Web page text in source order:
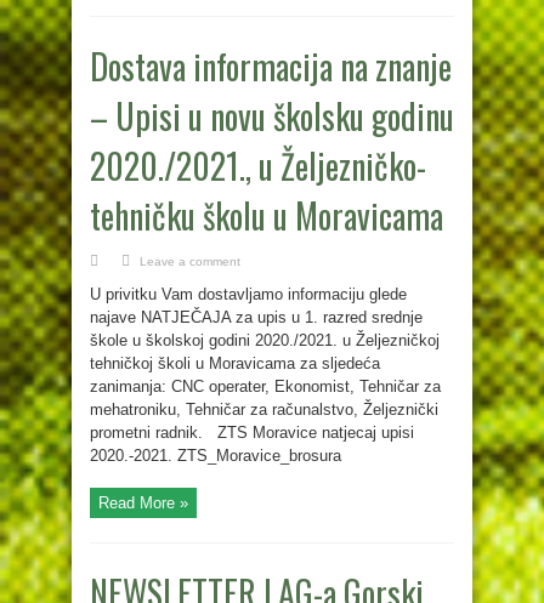
Dostava informacija na znanje
– Upisi u novu školsku godinu
2020./2021., u Željezničko-
tehničku školu u Moravicama
Leave a comment
U privitku Vam dostavljamo informaciju glede
najave NATJEČAJA za upis u 1. razred srednje
škole u školskoj godini 2020./2021. u Željezničkoj
tehničkoj školi u Moravicama za sljedeća
zanimanja: CNC operater, Ekonomist, Tehničar za
mehatroniku, Tehničar za računalstvo, Željeznički
prometni radnik. ZTS Moravice natjecaj upisi
2020.-2021. ZTS_Moravice_brosura
Read More »
NEWSLETTER LAG-a Gorski